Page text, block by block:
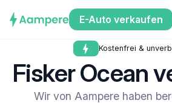
E-Auto verkaufen
Kostenfrei &
Fisker Ocean
Wir von Aampere haben